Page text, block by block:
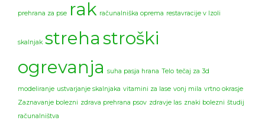
prehrana za pse rak računalniška oprema restavracije v Izoli
skalnjak streha stroški
ogrevanja suha pasja hrana Telo tečaj za 3d
modeliranje ustvarjanje skalnjaka vitamini za lase vonj mila vrtno okrasje
Zaznavanje bolezni zdrava prehrana psov zdravje las znaki bolezni študij
računalništva